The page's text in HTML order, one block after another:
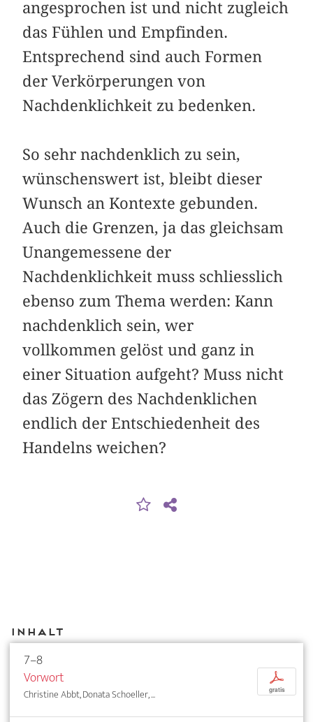
angesprochen ist und nicht zugleich
das Fühlen und Empfinden.
Entsprechend sind auch Formen
der Verkörperungen von
Nachdenklichkeit zu bedenken.
So sehr nachdenklich zu sein,
wünschenswert ist, bleibt dieser
Wunsch an Kontexte gebunden.
Auch die Grenzen, ja das gleichsam
Unangemessene der
Nachdenklichkeit muss schliesslich
ebenso zum Thema werden: Kann
nachdenklich sein, wer
vollkommen gelöst und ganz in
einer Situation aufgeht? Muss nicht
das Zögern des Nachdenklichen
end­lich der Entschiedenheit des
Handelns weichen?
Inhalt
7–8
Vorwort
Christine Abbt, Donata Schoeller, ...
p
gratis